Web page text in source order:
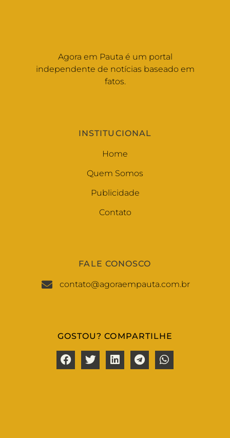
Agora em Pauta é um portal
independente de notícias baseado em
fatos.
INSTITUCIONAL
Home
Quem Somos
Publicidade
Contato
FALE CONOSCO
contato@agoraempauta.com.br
GOSTOU? COMPARTILHE